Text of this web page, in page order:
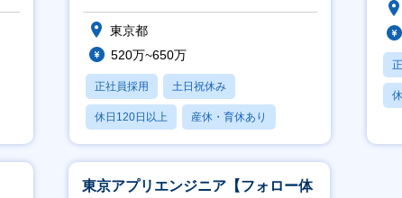
東京都
520万~650万
正社員採用 土日祝休み
休日120日以上 産休・育休あり
月残業20時間以内
東京アプリエンジニア【フォロー体